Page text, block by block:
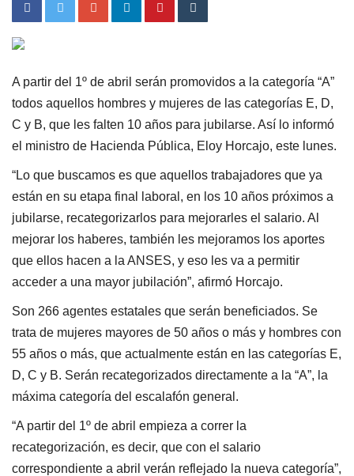
A partir del 1º de abril serán promovidos a la categoría “A”
todos aquellos hombres y mujeres de las categorías E, D,
C y B, que les falten 10 años para jubilarse. Así lo informó
el ministro de Hacienda Pública, Eloy Horcajo, este lunes.
“Lo que buscamos es que aquellos trabajadores que ya
están en su etapa final laboral, en los 10 años próximos a
jubilarse, recategorizarlos para mejorarles el salario. Al
mejorar los haberes, también les mejoramos los aportes
que ellos hacen a la ANSES, y eso les va a permitir
acceder a una mayor jubilación”, afirmó Horcajo.
Son 266 agentes estatales que serán beneficiados. Se
trata de mujeres mayores de 50 años o más y hombres con
55 años o más, que actualmente están en las categorías E,
D, C y B. Serán recategorizados directamente a la “A”, la
máxima categoría del escalafón general.
“A partir del 1º de abril empieza a correr la
recategorización, es decir, que con el salario
correspondiente a abril verán reflejado la nueva categoría”,